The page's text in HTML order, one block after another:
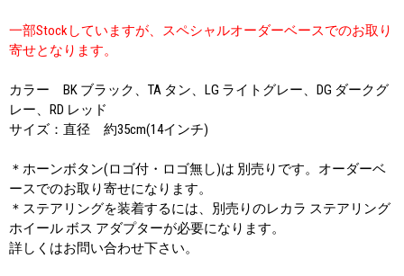
一部Stockしていますが、スペシャルオーダーベースでのお取り
寄せとなります。
カラー BK ブラック、TA タン、LG ライトグレー、DG ダークグ
レー、RD レッド
サイズ：直径 約35cm(14インチ)
＊ホーンボタン(ロゴ付・ロゴ無し)は 別売りです。オーダーベ
ースでのお取り寄せになります。
＊ステアリングを装着するには、別売りのレカラ ステアリング
ホイール ボス アダプターが必要になります。
詳しくはお問い合わせ下さい。